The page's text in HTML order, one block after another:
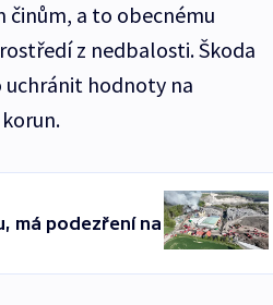
činům, a to obecnému
z nedbalosti. Škoda
uchránit hodnoty na
má podezření na